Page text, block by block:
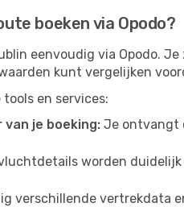
boeken via Opodo?
eenvoudig via Opodo.
kunt vergelijken
en services:
je boeking: Je ontvangt
worden
verschillende vertrekdata